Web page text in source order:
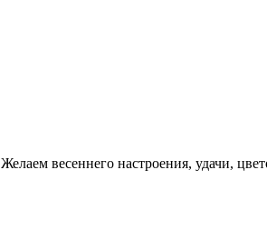
весеннего настроения, удачи,